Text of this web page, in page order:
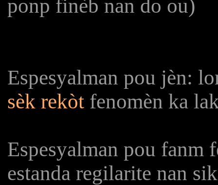
ponp finèb nan do ou)
Espesyalman pou jèn:
sèk rekòt fenomèn ka
Espesyalman pou
estanda regilarite nan